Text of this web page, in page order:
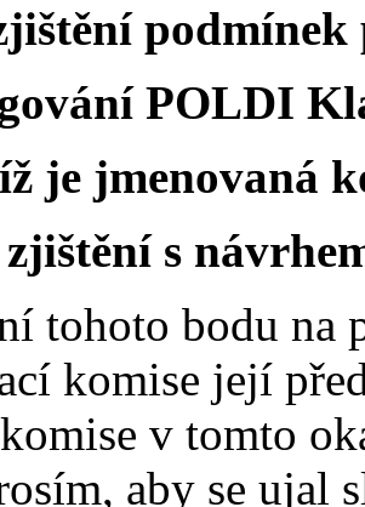
podmínek
POLDI
je jmenovaná
zjištění s
tohoto bodu na
komise její
v tomto
aby se ujal